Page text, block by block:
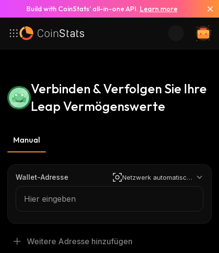
Build with CoinStats’ all-in-one API. Learn more
Verbinden & Verfolgen Sie Ihre
Leap Vermögenswerte
Manual
Wallet-Adresse Netzwerk automatisch erkennen
Weitere Adresse hinzufügen